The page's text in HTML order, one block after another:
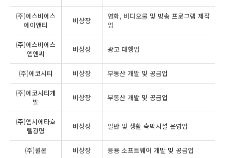
(주)에스비에스
에이앤티
비상장
영화, 비디오물 및 방송 프로그램 제작
업
(주)에스비에스
엠앤씨
비상장 광고 대행업
(주)에코시티 비상장 부동산 개발 및 공급업
(주)에코시티개
발
비상장 부동산 개발 및 공급업
(주)엠시에타호
텔광명
비상장 일반 및 생활 숙박시설 운영업
(주)원온 비상장 응용 소프트웨어 개발 및 공급업